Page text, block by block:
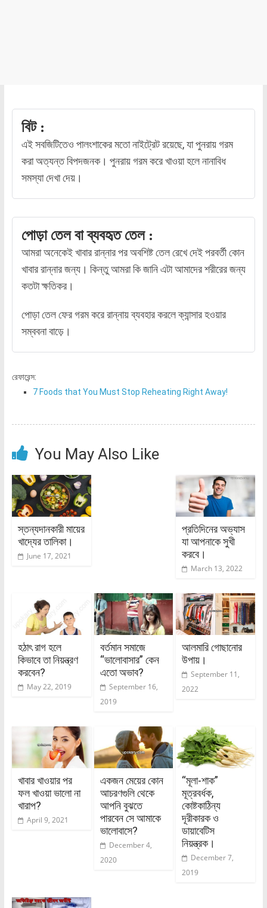
বিট :
এই সবজিটিতেও পালংশাকের মতো নাইট্রেট রয়েছে, যা পুনরায় গরম
করা অত্যন্ত বিপদজনক। পুনরায় গরম করে খাওয়া হলে নানাবিধ
সমস্যা দেখা দেয়।
পোড়া তেল বা ব্যবহৃত তেল :
আমরা অনেকেই খাবার রান্নার পর অবশিষ্ট তেল রেখে দেই পরবর্তী কোন
খাবার রান্নার জন্য। কিন্তু আমরা কি জানি এটা আমাদের শরীরের জন্য
কতটা ক্ষতিকর।
পোড়া তেল ফের গরম করে রান্নায় ব্যবহার করলে ক্যান্সার হওয়ার
সম্ববনা বাড়ে।
রেফারেন্স:
7 Foods that You Must Stop Reheating Right Away!
You May Also Like
স্তন্যদানকারী মায়ের
খাদ্যের তালিকা।
June 17, 2021
প্রতিদিনের অভ্যাস
যা আপনাকে সুখী
করবে।
March 13, 2022
হঠাৎ রাগ হলে
কিভাবে তা নিয়ন্ত্রণ
করবেন?
May 22, 2019
বর্তমান সমাজে
“ভালোবাসার” কেন
এতো অভাব?
September 16,
2019
আলমারি গোছানোর
উপায়।
September 11,
2022
খাবার খাওয়ার পর
ফল খাওয়া ভালো না
খারাপ?
April 9, 2021
একজন মেয়ের কোন
আচরণগুলি থেকে
আপনি বুঝতে
পারবেন সে আমাকে
ভালোবাসে?
December 4,
2020
“মূলা-শাক”
মূত্রবর্ধক,
কোষ্টকাঠিন্য
দূরীকারক ও
ডায়াবেটিস
নিয়ন্ত্রক।
December 7,
2019